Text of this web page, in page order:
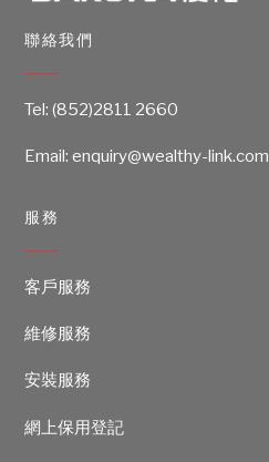
聯絡我們
Tel:(852)2811 2660
Email: enquiry@wealthy-link.com
服務
客戶服務
維修服務
安裝服務
網上保用登記